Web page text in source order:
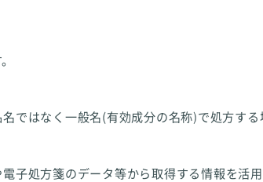
はなく一般名(有効成分の名称)で処方する
処方箋のデータ等から取得する情報を活用